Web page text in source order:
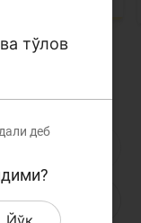
К
тўлов
деб